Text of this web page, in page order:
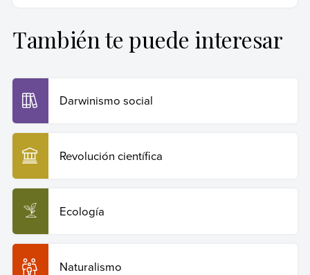
Farías, Gilberto (4 de junio de 2024). Charles Darwin.
de 2026 de
Copiar cita
También te puede interesar
Darwinismo social
Revolución científica
Ecología
Naturalismo